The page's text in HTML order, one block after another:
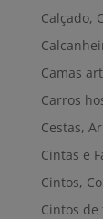
Calçado,
Camas
Carros
Cestas,
Cintas e
Cintos,
Cintos